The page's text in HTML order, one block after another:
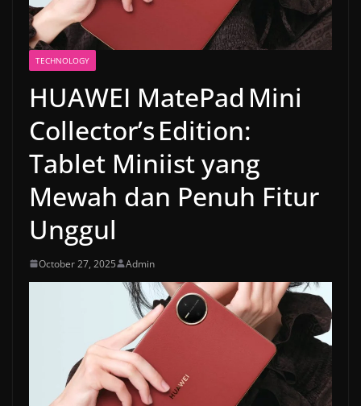
TECHNOLOGY
HUAWEI MatePad Mini
Collector’s Edition:
Tablet Miniist yang
Mewah dan Penuh Fitur
Unggul
October 27, 2025 Admin